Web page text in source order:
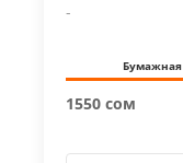
-
Бумажная
1550 сом